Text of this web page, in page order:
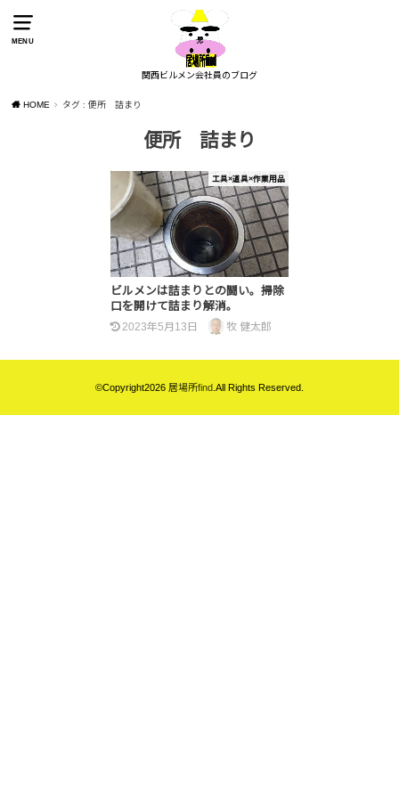
MENU
関西ビルメン会社員のブログ
HOME タグ : 便所 詰まり
便所 詰まり
工具×道具×作業用品
ビルメンは詰まりとの闘い。掃除
口を開けて詰まり解消。
2023年5月13日 牧 健太郎
©Copyright2026 居場所find.All Rights Reserved.